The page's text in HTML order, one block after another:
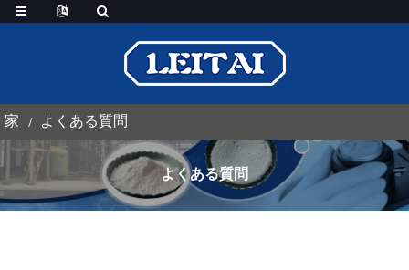
家 よくある質問
よくある質問